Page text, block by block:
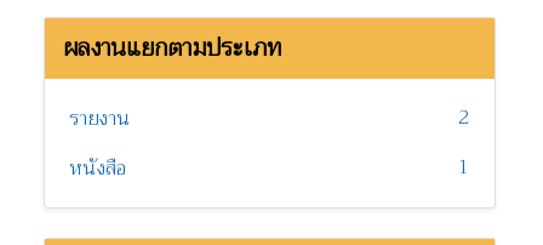
ผลงานแยกตามประเภท
รายงาน
2
หนังสือ
1